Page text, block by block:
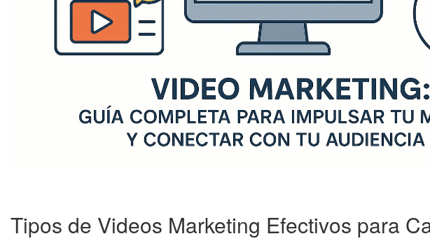
Tipos de Videos Marketing Efectivos para